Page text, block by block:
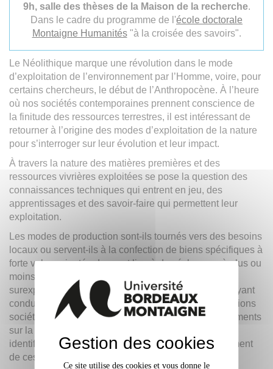
9h, salle des thèses de la Maison de la recherche.
Dans le cadre du programme de l'école doctorale
Montaigne Humanités"à la croisée des savoirs".
Le Néolithique marque une révolution dans le mode
d’exploitation de l’environnement par l’Homme, voire, pour
certains chercheurs, le début de l’Anthropocène. À l’heure
où nos sociétés contemporaines prennent conscience de
la finitude des ressources terrestres, il est intéressant de
retourner à l’origine des modes d’exploitation de la nature
pour s’interroger sur leur évolution et leur impact.
À travers la nature des matières premières et des
ressources vivrières exploitées se pose la question des
connaissances techniques qui entrent en jeu, des
apprentissages et des savoir-faire qui permettent leur
exploitation.
Les modes de production sont-ils tournés vers des besoins
locaux ou servent-ils à la confection de biens spécifiques à
forte valeur ajoutée donnant lieu à des échanges à plus ou
moins longue distance ? Peut-on parler de cas de
surexploitation, voire d’épuisement de la ressource ayant
conduit à des pénuries, des crises ou des recompositions
sociétales ? On connaît le rôle des premiers défrichements
sur la réduction du couvert forestier, mais comment
identifier plus généralement l’impact sur l’environnement
de ces diverses activités de production ?
Gestion des cookies
Ce site utilise des cookies et vous donne le